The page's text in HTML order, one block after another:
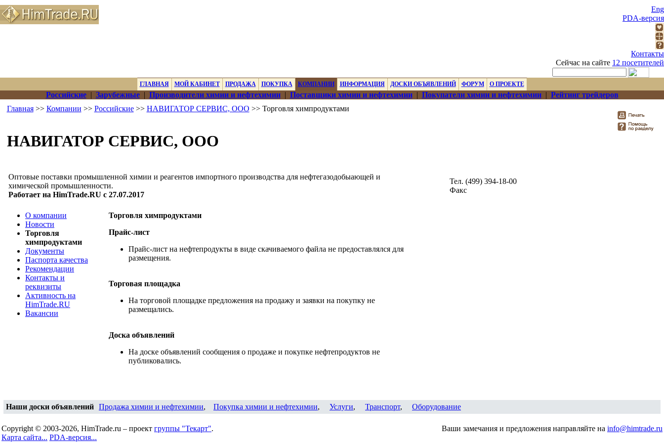
Eng
PDA-версия
Контакты
Сейчас на сайте 12 посетителей
ГЛАВНАЯ МОЙ КАБИНЕТ ПРОДАЖА ПОКУПКА КОМПАНИИ ИНФОРМАЦИЯ ДОСКИ ОБЪЯВЛЕНИЙ ФОРУМ О ПРОЕКТЕ
Российские| Зарубежные| Производители химии и нефтехимии| Поставщики химии и нефтехимии| Покупатели химии и нефтехимии| Рейтинг трейдеров
Главная>> Компании >> Российские>> НАВИГАТОР СЕРВИС, ООО >> Торговля химпродуктами
НАВИГАТОР СЕРВИС, ООО
Оптовые поставки промышленной химии и реагентов импортного производства для нефтегазодобыающей и
химической промышленности.
Работает на HimTrade.RU с 27.07.2017
Тел. (499) 394-18-00
Факс
О компании
Новости
Торговля
химпродуктами
Документы
Паспорта качества
Рекомендации
Контакты и
реквизиты
Активность на
HimTrade.RU
Вакансии
Торговля химпродуктами
Прайс-лист
Прайс-лист на нефтепродукты в виде скачиваемого файла не предоставлялся для
размещения.
Торговая площадка
На торговой площадке предложения на продажу и заявки на покупку не
размещались.
Доска объявлений
На доске объявлений сообщения о продаже и покупке нефтепродуктов не
публиковались.
Наши доски объявлений Продажа химии и нефтехимии, Покупка химии и нефтехимии, Услуги, Транспорт, Оборудование
Copyright © 2003-2026, HimTrade.ru – проект группы "Текарт".
Карта сайта... PDA-версия...
Ваши замечания и предложения направляйте на info@himtrade.ru